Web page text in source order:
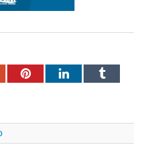
PinterestLinkedInTumblr